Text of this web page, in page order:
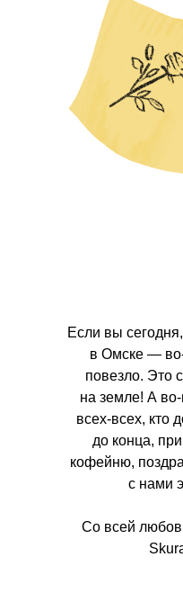
Если вы сегодня,
в Омске —
повезло. Это
на земле! А
всех-всех, кто
до конца,
кофейню,
с нами
Со всей